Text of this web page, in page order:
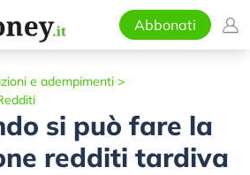
Abbonati
e adempimenti >
si può fare la
redditi tardiva